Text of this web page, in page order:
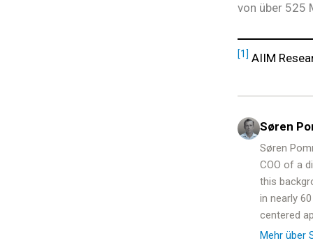
von über 525
[1] AIIM
Søren
Søren
COO of a
this
in nearly
centered
Mehr über